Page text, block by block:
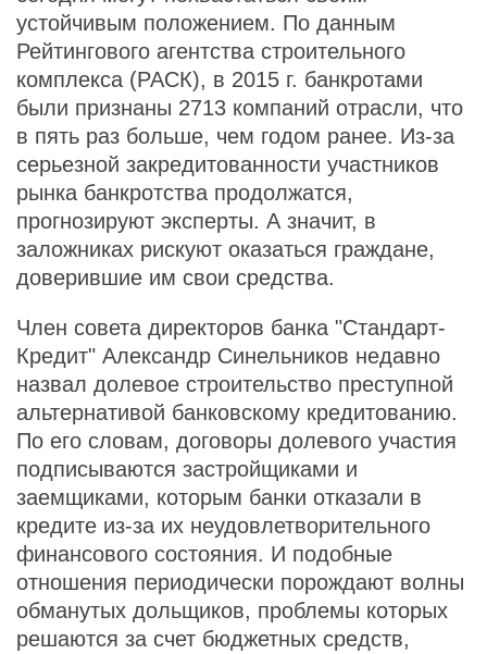
устойчивым положением. По данным
Рейтингового агентства строительного
комплекса (РАСК), в 2015 г. банкротами
были признаны 2713 компаний отрасли, что
в пять раз больше, чем годом ранее. Из-за
серьезной закредитованности участников
рынка банкротства продолжатся,
прогнозируют эксперты. А значит, в
заложниках рискуют оказаться граждане,
доверившие им свои средства.
Член совета директоров банка "Стандарт-
Кредит" Александр Синельников недавно
назвал долевое строительство преступной
альтернативой банковскому кредитованию.
По его словам, договоры долевого участия
подписываются застройщиками и
заемщиками, которым банки отказали в
кредите из-за их неудовлетворительного
финансового состояния. И подобные
отношения периодически порождают волны
обманутых дольщиков, проблемы которых
решаются за счет бюджетных средств,